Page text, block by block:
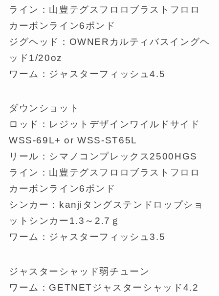
ライン：山豊テグスフロロブラストフロロ
カーボンライン6ポンド
ジグヘッド：OWNERカルティバスイングヘ
ッド1/20oz
ワーム：ジャスターフィッシュ4.5
ダウンショット
ロッド：レジットデザインワイルドサイド
WSS-69L+ or WSS-ST65L
リール：シマノコンプレックス2500HGS
ライン：山豊テグスフロロブラストフロロ
カーボンライン6ポンド
シンカー：kanjiタングステンドロップショ
ットシンカー1.3～2.7ｇ
ワーム：ジャスターフィッシュ3.5
ジャスターシャッド弱チューン
ワーム：GETNETジャスターシャッド4.2